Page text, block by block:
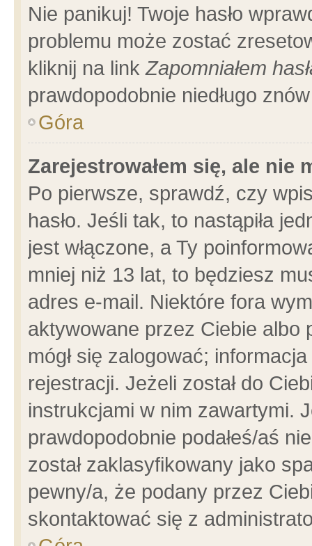
Nie panikuj! Twoje hasło
problemu może zostać
kliknij na linkZapomniałem
prawdopodobnie niedługo
Góra
Zarejestrowałem się, ale nie
Po pierwsze, sprawdź, czy
hasło. Jeśli tak, to nastąpiła
jest włączone, a Ty
mniej niż 13 lat, to będziesz
adres e-mail. Niektóre fora
aktywowane przez Ciebie albo
mógł się zalogować;
rejestracji. Jeżeli został do
instrukcjami w nim zawartymi.
prawdopodobnie podałeś/aś
został zaklasyfikowany jako
pewny/a, że podany przez
skontaktować się z